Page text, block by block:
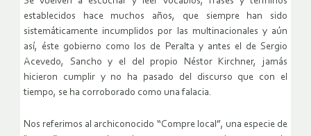
establecidos hace muchos años, que siempre han sido
sistemáticamente incumplidos por las multinacionales y aún
así, éste gobierno como los de Peralta y antes el de Sergio
Acevedo, Sancho y el del propio Néstor Kirchner, jamás
hicieron cumplir y no ha pasado del discurso que con el
tiempo, se ha corroborado como una falacia.
Nos referimos al archiconocido “Compre local”, una especie de